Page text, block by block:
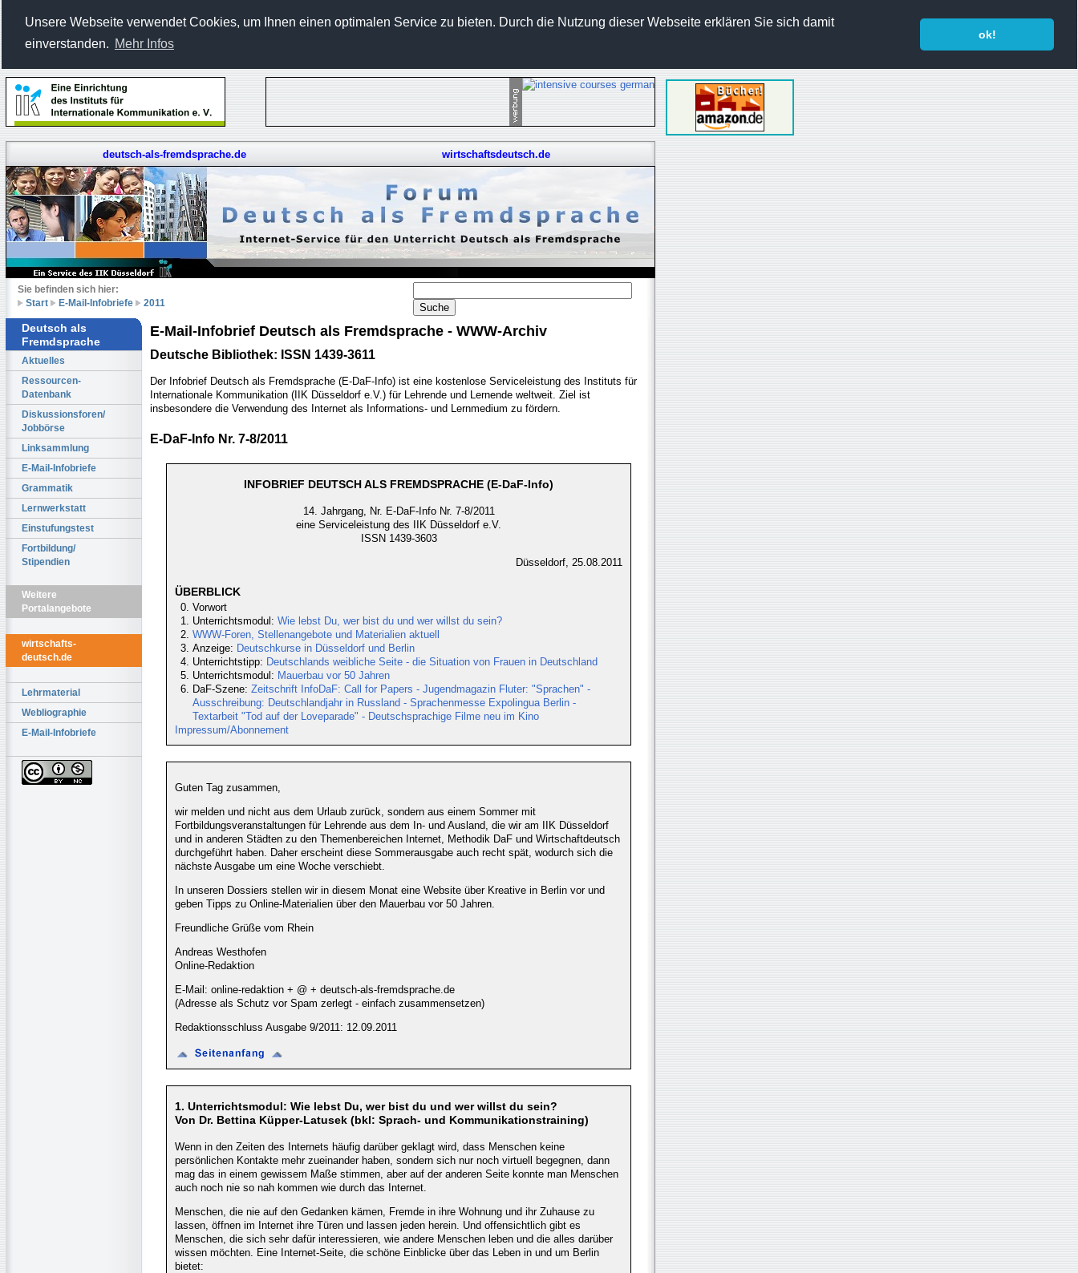
Unsere Webseite verwendet Cookies, um Ihnen einen optimalen Service zu bieten. Durch die Nutzung dieser Webseite erklären Sie sich damit
einverstanden. Mehr Infos
ok!
deutsch-als-fremdsprache.de wirtschaftsdeutsch.de
Sie befinden sich hier:
Start
E-Mail-Infobriefe 2011
Deutsch als
Fremdsprache
Aktuelles
Ressourcen-
Datenbank
Diskussionsforen/
Jobbörse
Linksammlung
E-Mail-Infobriefe
Grammatik
Lernwerkstatt
Einstufungstest
Fortbildung/
Stipendien
Weitere
Portalangebote
wirtschafts-
deutsch.de
Lehrmaterial
Webliographie
E-Mail-Infobriefe
E-Mail-Infobrief Deutsch als Fremdsprache - WWW-Archiv
Deutsche Bibliothek: ISSN 1439-3611
Der Infobrief Deutsch als Fremdsprache (E-DaF-Info) ist eine kostenlose Serviceleistung des Instituts für
Internationale Kommunikation (IIK Düsseldorf e.V.) für Lehrende und Lernende weltweit. Ziel ist
insbesondere die Verwendung des Internet als Informations- und Lernmedium zu fördern.
E-DaF-Info Nr. 7-8/2011
INFOBRIEF DEUTSCH ALS FREMDSPRACHE (E-DaF-Info)
14. Jahrgang, Nr. E-DaF-Info Nr. 7-8/2011
eine Serviceleistung des IIK Düsseldorf e.V.
ISSN 1439-3603
Düsseldorf, 25.08.2011
ÜBERBLICK
Vorwort
Unterrichtsmodul: Wie lebst Du, wer bist du und wer willst du sein?
WWW-Foren, Stellenangebote und Materialien aktuell
Anzeige: Deutschkurse in Düsseldorf und Berlin
Unterrichtstipp: Deutschlands weibliche Seite - die Situation von Frauen in Deutschland
Unterrichtsmodul: Mauerbau vor 50 Jahren
DaF-Szene: Zeitschrift InfoDaF: Call for Papers - Jugendmagazin Fluter: "Sprachen" -
Ausschreibung: Deutschlandjahr in Russland - Sprachenmesse Expolingua Berlin -
Textarbeit "Tod auf der Loveparade" - Deutschsprachige Filme neu im Kino
Impressum/Abonnement
Guten Tag zusammen,
wir melden und nicht aus dem Urlaub zurück, sondern aus einem Sommer mit
Fortbildungsveranstaltungen für Lehrende aus dem In- und Ausland, die wir am IIK Düsseldorf
und in anderen Städten zu den Themenbereichen Internet, Methodik DaF und Wirtschaftdeutsch
durchgeführt haben. Daher erscheint diese Sommerausgabe auch recht spät, wodurch sich die
nächste Ausgabe um eine Woche verschiebt.
In unseren Dossiers stellen wir in diesem Monat eine Website über Kreative in Berlin vor und
geben Tipps zu Online-Materialien über den Mauerbau vor 50 Jahren.
Freundliche Grüße vom Rhein
Andreas Westhofen
Online-Redaktion
E-Mail: online-redaktion + @ + deutsch-als-fremdsprache.de
(Adresse als Schutz vor Spam zerlegt - einfach zusammensetzen)
Redaktionsschluss Ausgabe 9/2011: 12.09.2011
1. Unterrichtsmodul: Wie lebst Du, wer bist du und wer willst du sein?
Von Dr. Bettina Küpper-Latusek (bkl: Sprach- und Kommunikationstraining)
Wenn in den Zeiten des Internets häufig darüber geklagt wird, dass Menschen keine
persönlichen Kontakte mehr zueinander haben, sondern sich nur noch virtuell begegnen, dann
mag das in einem gewissem Maße stimmen, aber auf der anderen Seite konnte man Menschen
auch noch nie so nah kommen wie durch das Internet.
Menschen, die nie auf den Gedanken kämen, Fremde in ihre Wohnung und ihr Zuhause zu
lassen, öffnen im Internet ihre Türen und lassen jeden herein. Und offensichtlich gibt es
Menschen, die sich sehr dafür interessieren, wie andere Menschen leben und die alles darüber
wissen möchten. Eine Internet-Seite, die schöne Einblicke über das Leben in und um Berlin
bietet: